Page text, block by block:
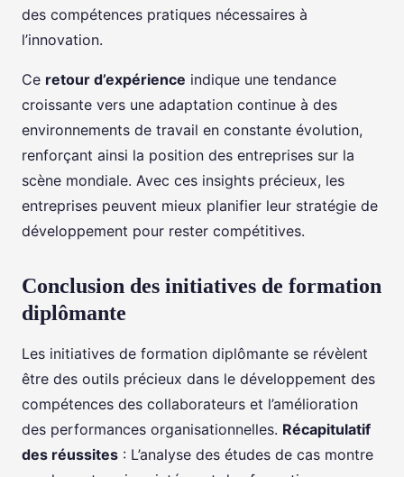
des compétences pratiques nécessaires à
l’innovation.
Ce retour d’expérience indique une tendance
croissante vers une adaptation continue à des
environnements de travail en constante évolution,
renforçant ainsi la position des entreprises sur la
scène mondiale. Avec ces insights précieux, les
entreprises peuvent mieux planifier leur stratégie de
développement pour rester compétitives.
Conclusion des initiatives de formation
diplômante
Les initiatives de formation diplômante se révèlent
être des outils précieux dans le développement des
compétences des collaborateurs et l’amélioration
des performances organisationnelles. Récapitulatif
des réussites : L’analyse des études de cas montre